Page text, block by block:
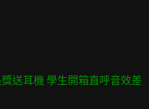
送耳機 學生開箱直呼音效差